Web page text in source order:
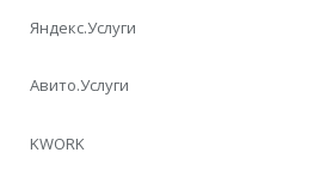
Яндекс.Услуги
Авито.Услуги
KWORK